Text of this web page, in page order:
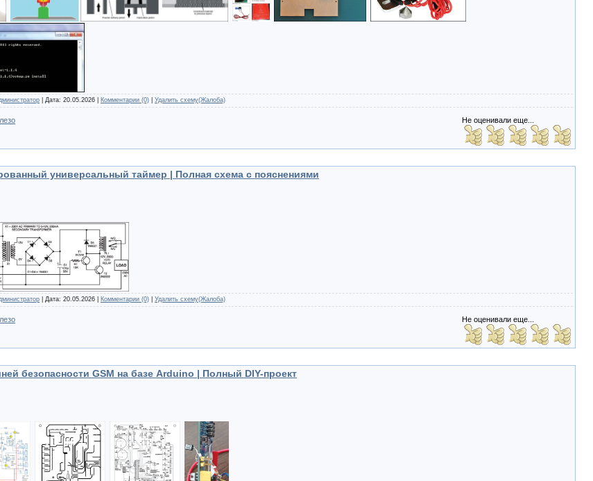
| Дата: 20.05.2026 Комментарии (0) Удалить схему(Жалоба)
Не оценивали еще...
универсальный таймер | Полная схема с пояснениями
| Дата: 20.05.2026 Комментарии (0) Удалить схему(Жалоба)
Не оценивали еще...
безопасности GSM на базе Arduino | Полный DIY-проект